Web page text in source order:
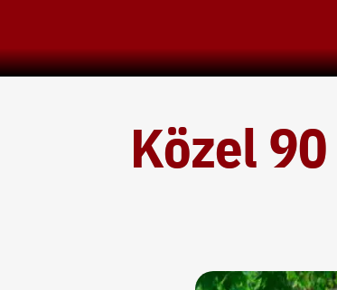
content
Közel